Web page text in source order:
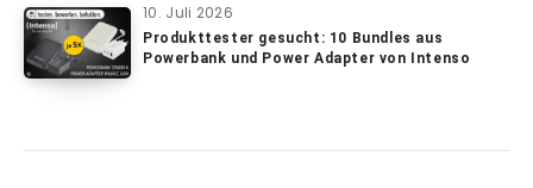
10. Juli 2026
Produkttester gesucht: 10 Bundles aus
Powerbank und Power Adapter von Intenso